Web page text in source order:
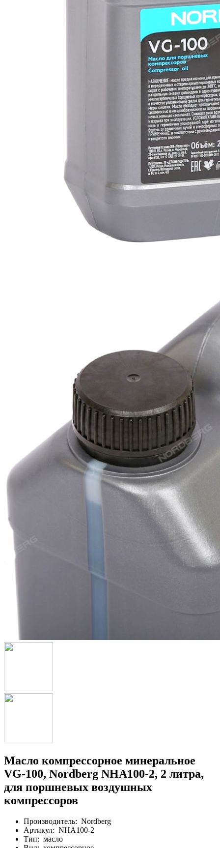
Масло компрессорное минеральное
VG-100, Nordberg NHA100-2, 2 литра,
для поршневых воздушных
компрессоров
Производитель: Nordberg
Артикул: NHA100-2
Тип: масло